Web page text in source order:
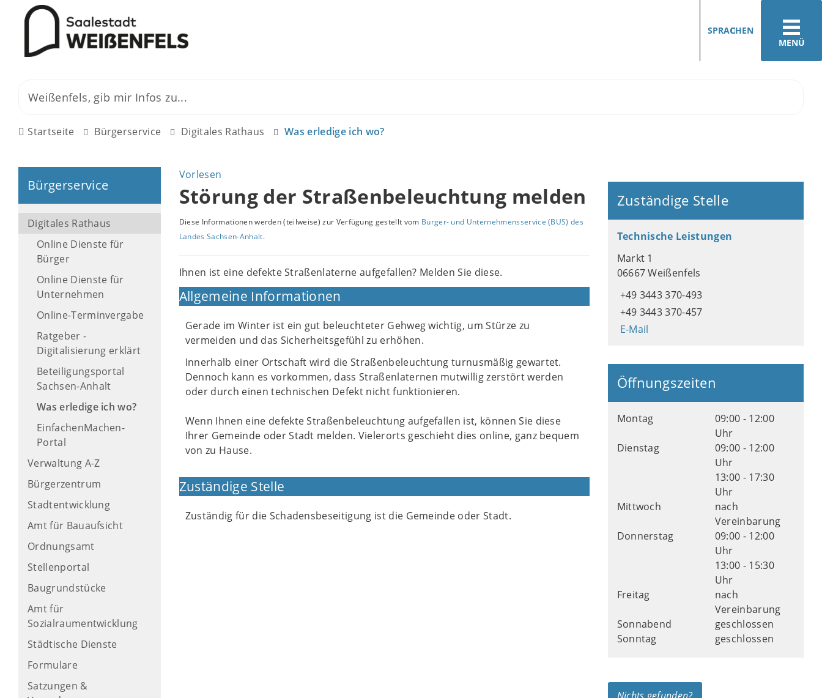
MENÜ
SPRACHEN
Startseite Bürgerservice Digitales Rathaus Was erledige ich wo?
Bürgerservice
Digitales Rathaus
Online Dienste für
Bürger
Online Dienste für
Unternehmen
Online-Terminvergabe
Ratgeber -
Digitalisierung erklärt
Beteiligungsportal
Sachsen-Anhalt
Was erledige ich wo?
EinfachenMachen-
Portal
Verwaltung A-Z
Bürgerzentrum
Stadtentwicklung
Amt für Bauaufsicht
Ordnungsamt
Stellenportal
Baugrundstücke
Amt für
Sozialraumentwicklung
Städtische Dienste
Formulare
Satzungen &
Vorlesen
Störung der Straßenbeleuchtung melden
Diese Informationen werden (teilweise) zur Verfügung gestellt vom Bürger- und Unternehmensservice (BUS) des
Landes Sachsen-Anhalt.
Ihnen ist eine defekte Straßenlaterne aufgefallen? Melden Sie diese.
Allgemeine Informationen
Gerade im Winter ist ein gut beleuchteter Gehweg wichtig, um Stürze zu
vermeiden und das Sicherheitsgefühl zu erhöhen.
Innerhalb einer Ortschaft wird die Straßenbeleuchtung turnusmäßig gewartet.
Dennoch kann es vorkommen, dass Straßenlaternen mutwillig zerstört werden
oder durch einen technischen Defekt nicht funktionieren.
Wenn Ihnen eine defekte Straßenbeleuchtung aufgefallen ist, können Sie diese
Ihrer Gemeinde oder Stadt melden. Vielerorts geschieht dies online, ganz bequem
von zu Hause.
Zuständige Stelle
Zuständig für die Schadensbeseitigung ist die Gemeinde oder Stadt.
Zuständige Stelle
Technische Leistungen
Markt 1
06667 Weißenfels
+49 3443 370-493
+49 3443 370-457
E-Mail
Öffnungszeiten
Montag
09:00 - 12:00
Uhr
Dienstag
09:00 - 12:00
Uhr
13:00 - 17:30
Uhr
Mittwoch
nach
Vereinbarung
Donnerstag
09:00 - 12:00
Uhr
13:00 - 15:30
Uhr
Freitag
nach
Vereinbarung
Sonnabend
geschlossen
Sonntag
geschlossen